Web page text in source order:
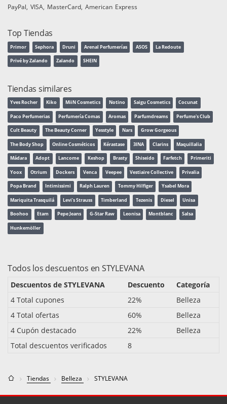
PayPal VISA MasterCard American Express
Top Tiendas
Primor Sephora Druni Arenal Perfumerías ASOS La Redoute
Privé by Zalando Zalando SHEIN
Tiendas similares
Yves Rocher Kiko MiiN Cosmetics Notino Saigu Cosmetics Cocunat
Paco Perfumerias Perfumería Comas Aromas Parfumdreams Perfume's Club
Cult Beauty The Beauty Corner Yesstyle Nars Grow Gorgeous
The Body Shop Online Cosméticos Kérastase 3INA Clarins Maquillalia
Mádara Adopt Lancome Keshop Brasty Shiseido Farfetch Primeriti
Yoox Otrium Dockers Venca Veepee Vestiaire Collective Privalia
Popa Brand Intimissimi Ralph Lauren Tommy Hilfiger Ysabel Mora
Mariquita Trasquilá Levi's Strauss Timberland Tezenis Diesel Unisa
Boohoo Etam Pepe Jeans G-Star Raw Leonisa Montblanc Salsa
Hunkemöller
Todos los descuentos en STYLEVANA
Descuentos de STYLEVANA Descuento
Categoría
4 Total cupones
22%
Belleza
4 Total ofertas
60%
Belleza
4 Cupón destacado
22%
Belleza
Total descuentos verificados
8
Tiendas Belleza STYLEVANA